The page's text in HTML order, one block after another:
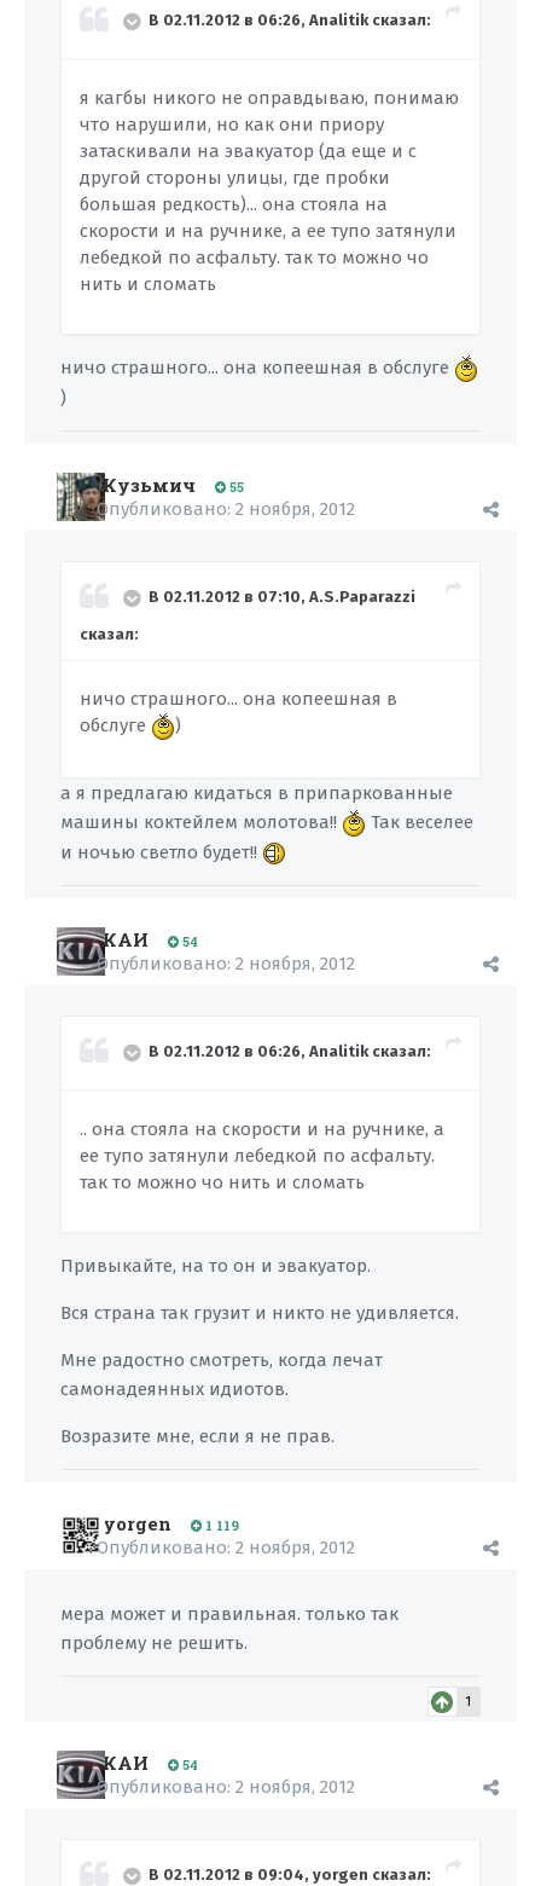
В 02.11.2012 в 06:26, Analitik сказал:
я кагбы никого не оправдываю, понимаю
что нарушили, но как они приору
затаскивали на эвакуатор (да еще и с
другой стороны улицы, где пробки
большая редкость)... она стояла на
скорости и на ручнике, а ее тупо затянули
лебедкой по асфальту. так то можно чо
нить и сломать
ничо страшного... она копеешная в обслуге
)
Кузьмич 55
Опубликовано: 2 ноября, 2012
В 02.11.2012 в 07:10, A.S.Paparazzi
сказал:
ничо страшного... она копеешная в
обслуге
)
а я предлагаю кидаться в припаркованные
машины коктейлем молотова!!
Так веселее
и ночью светло будет!!
КАИ 54
Опубликовано: 2 ноября, 2012
В 02.11.2012 в 06:26, Analitik сказал:
.. она стояла на скорости и на ручнике, а
ее тупо затянули лебедкой по асфальту.
так то можно чо нить и сломать
Привыкайте, на то он и эвакуатор.
Вся страна так грузит и никто не удивляется.
Мне радостно смотреть, когда лечат
самонадеянных идиотов.
Возразите мне, если я не прав.
yorgen 1 119
Опубликовано: 2 ноября, 2012
мера может и правильная. только так
проблему не решить.
1
КАИ 54
Опубликовано: 2 ноября, 2012
В 02.11.2012 в 09:04, yorgen сказал: